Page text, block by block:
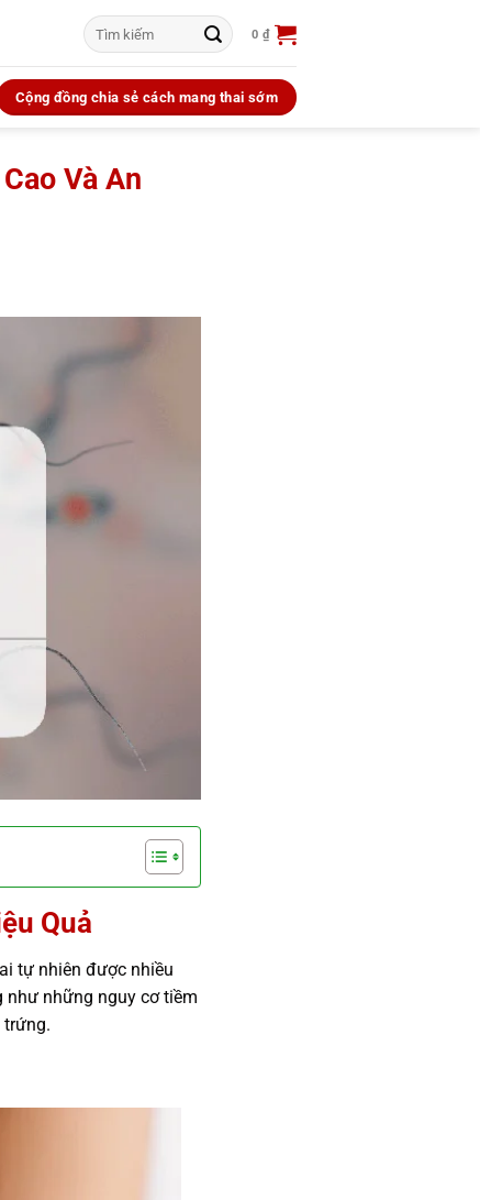
Tìm
kiếm:
0 ₫
Cộng đồng chia sẻ cách mang thai sớm
Và An
Quả
tự nhiên được nhiều
như những nguy cơ tiềm
trứng.